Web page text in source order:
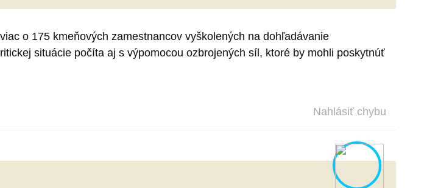
o 175 kmeňových zamestnancov vyškolených na dohľadávanie
situácie počíta aj s výpomocou ozbrojených síl, ktoré by mohli poskytnúť
Nahlásiť chybu